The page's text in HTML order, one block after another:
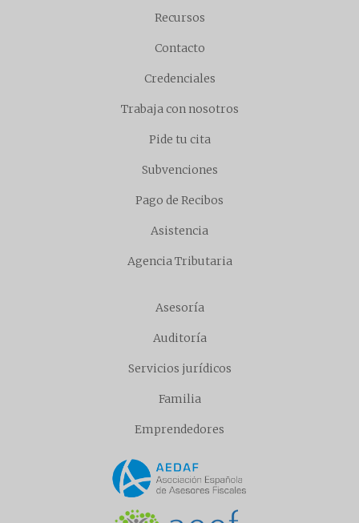
Recursos
Contacto
Credenciales
Trabaja con nosotros
Pide tu cita
Subvenciones
Pago de Recibos
Asistencia
Agencia Tributaria
Asesoría
Auditoría
Servicios jurídicos
Familia
Emprendedores